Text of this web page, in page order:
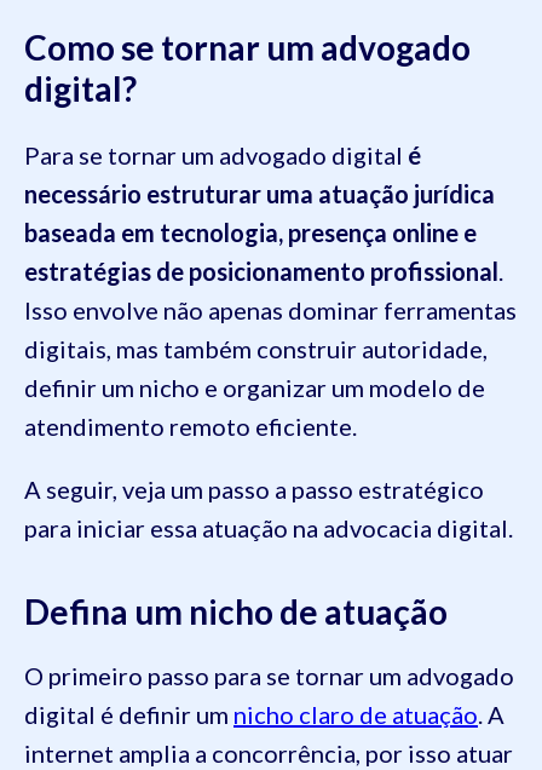
Como se tornar um advogado
digital?
Para se tornar um advogado digital é
necessário estruturar uma atuação jurídica
baseada em tecnologia, presença online e
estratégias de posicionamento profissional .
Isso envolve não apenas dominar ferramentas
digitais, mas também construir autoridade,
definir um nicho e organizar um modelo de
atendimento remoto eficiente.
A seguir, veja um passo a passo estratégico
para iniciar essa atuação na advocacia digital.
Defina um nicho de atuação
O primeiro passo para se tornar um advogado
digital é definir um nicho claro de atuação. A
internet amplia a concorrência, por isso atuar